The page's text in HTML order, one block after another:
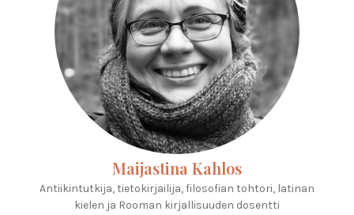
Maijastina Kahlos
Antiikintutkija, tietokirjailija, filosofian tohtori, latinan
kielen ja Rooman kirjallisuuden dosentti